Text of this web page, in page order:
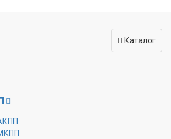
Каталог